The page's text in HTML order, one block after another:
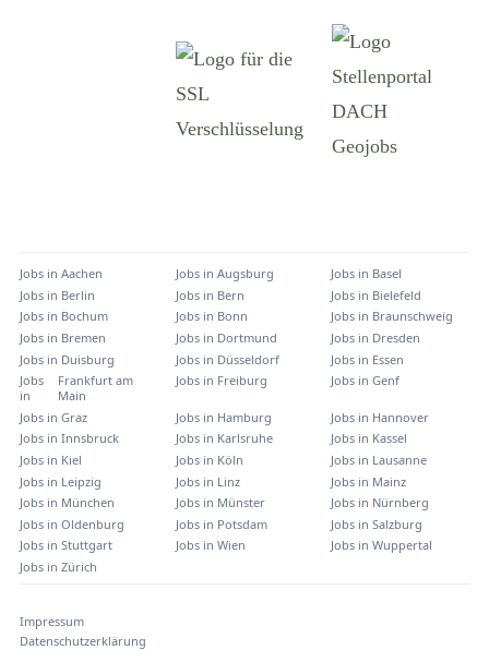
Jobs in Aachen Jobs in Augsburg Jobs in Basel
Jobs in Berlin Jobs in Bern Jobs in Bielefeld
Jobs in Bochum Jobs in Bonn Jobs in Braunschweig
Jobs in Bremen Jobs in Dortmund Jobs in Dresden
Jobs in Duisburg Jobs in Düsseldorf Jobs in Essen
Jobs
in
Frankfurt am
Main
Jobs in Freiburg Jobs inGenf
Jobs in Graz Jobs in Hamburg Jobs in Hannover
Jobs in Innsbruck Jobs in Karlsruhe Jobs in Kassel
Jobs in Kiel Jobs in Köln Jobs in Lausanne
Jobs in Leipzig Jobs in Linz Jobs in Mainz
Jobs in München Jobs in Münster Jobs in Nürnberg
Jobs in Oldenburg Jobs in Potsdam Jobs inSalzburg
Jobs in Stuttgart Jobs in Wien Jobs inWuppertal
Jobs in Zürich
Impressum
Datenschutzerklärung